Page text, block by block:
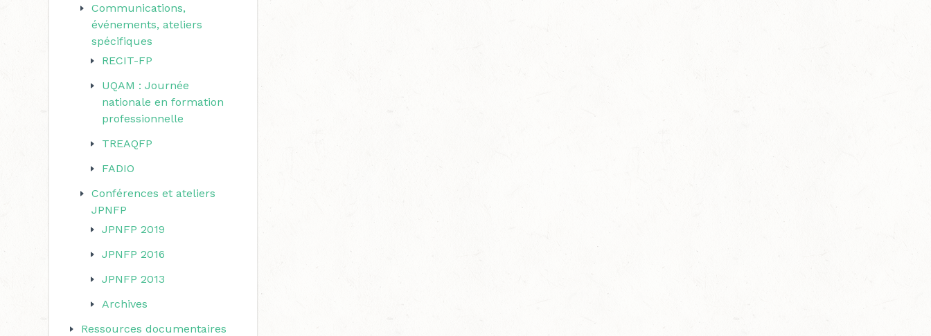
Communications,
événements, ateliers
spécifiques
RECIT-FP
UQAM : Journée
nationale en formation
professionnelle
TREAQFP
FADIO
Conférences et ateliers
JPNFP
JPNFP 2019
JPNFP 2016
JPNFP 2013
Archives
Ressources documentaires